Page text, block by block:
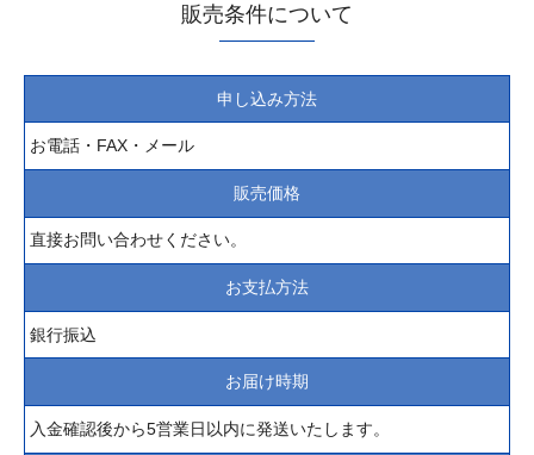
販売条件について
申し込み方法
お電話・FAX・メール
販売価格
直接お問い合わせください。
お支払方法
銀行振込
お届け時期
入金確認後から5営業日以内に発送いたします。